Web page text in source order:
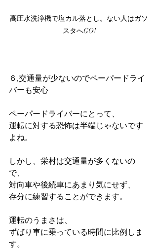
高圧水洗浄機で塩カル落とし。ない人はガソ
スタへGO!
６,交通量が少ないのでペーパードライ
バーも安心
ペーパードライバーにとって、
運転に対する恐怖は半端じゃないです
よね。
しかし、栄村は交通量が多くないの
で、
対向車や後続車にあまり気にせず、
存分に練習することができます。
運転のうまさは、
ずばり車に乗っている時間に比例しま
す。